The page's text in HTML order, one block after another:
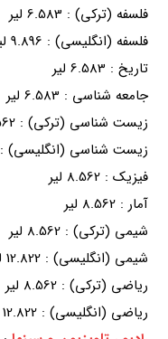
فلسفه (ترکی) : 6.583 لیر
فلسفه (انگلیسی) : 9.896 لیر
تاریخ : 6.583 لیر
جامعه شناسی : 6.583 لیر
زیست شناسی (ترکی) : 8.562 لیر
زیست شناسی (انگلیسی) : 12.822 لیر
فیزیک : 8.562 لیر
آمار : 8.562 لیر
شیمی (ترکی) : 8.562 لیر
شیمی (انگلیسی) : 12.822 لیر
ریاضی (ترکی) : 8.562 لیر
ریاضی (انگلیسی) : 12.822 لیر